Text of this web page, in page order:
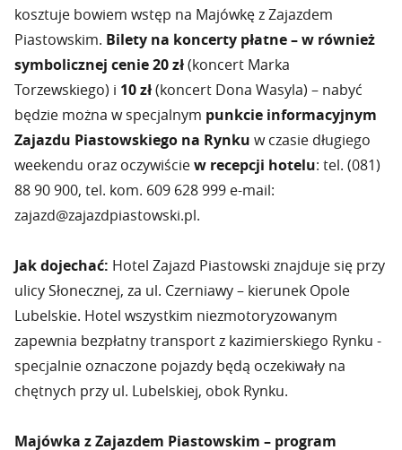
kosztuje bowiem wstęp na Majówkę z Zajazdem
Piastowskim. Bilety na koncerty płatne – w również
symbolicznej cenie 20 zł(koncert Marka
Torzewskiego) i 10 zł(koncert Dona Wasyla) – nabyć
będzie można w specjalnym punkcie informacyjnym
Zajazdu Piastowskiego na Rynku w czasie długiego
weekendu oraz oczywiściew recepcji hotelu: tel. (081)
88 90 900, tel. kom. 609 628 999 e-mail:
zajazd@zajazdpiastowski.pl.
Jak dojechać: Hotel Zajazd Piastowski znajduje się przy
ulicy Słonecznej, za ul. Czerniawy – kierunek Opole
Lubelskie. Hotel wszystkim niezmotoryzowanym
zapewnia bezpłatny transport z kazimierskiego Rynku -
specjalnie oznaczone pojazdy będą oczekiwały na
chętnych przy ul. Lubelskiej, obok Rynku.
Majówka z Zajazdem Piastowskim – program